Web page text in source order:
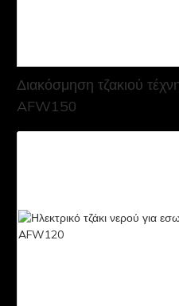
Διακόσμηση τζακιού
AFW150